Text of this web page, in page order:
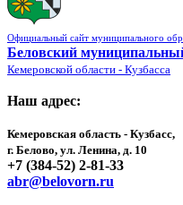
Официальный сайт муниципального
Беловский
Кемеровской области - Кузбасса
Наш адрес:
Кемеровская область - Кузбасс,
г. Белово, ул. Ленина, д. 10
+7 (384-52) 2-81-33
abr@belovorn.ru